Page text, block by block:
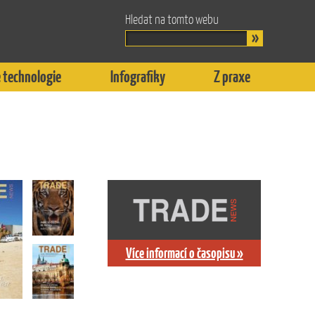
Hledat na tomto webu
technologie Infografiky Z praxe
Více informací o časopisu »